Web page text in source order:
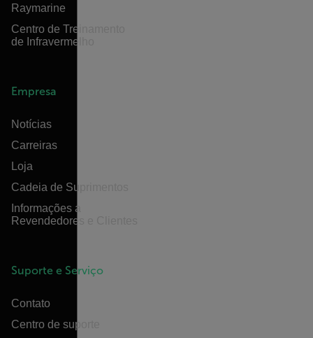
Raymarine
Centro de Treinamento
de Infravermelho
Empresa
Notícias
Carreiras
Loja
Cadeia de Suprimentos
Informações a
Revendedores e Clientes
Suporte e Serviço
Contato
Centro de suporte